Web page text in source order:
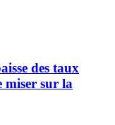
des taux
miser sur la